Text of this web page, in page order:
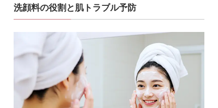
洗顔料の役割と肌トラブル予防